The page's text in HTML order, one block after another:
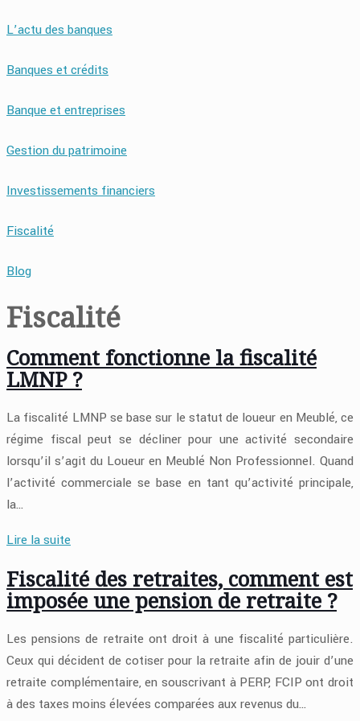
L’actu des banques
Banques et crédits
Banque et entreprises
Gestion du patrimoine
Investissements financiers
Fiscalité
Blog
Fiscalité
Comment fonctionne la fiscalité
LMNP ?
La fiscalité LMNP se base sur le statut de loueur en Meublé, ce
régime fiscal peut se décliner pour une activité secondaire
lorsqu’il s’agit du Loueur en Meublé Non Professionnel. Quand
l’activité commerciale se base en tant qu’activité principale,
la…
Lire la suite
Fiscalité des retraites, comment est
imposée une pension de retraite ?
Les pensions de retraite ont droit à une fiscalité particulière.
Ceux qui décident de cotiser pour la retraite afin de jouir d’une
retraite complémentaire, en souscrivant à PERP, FCIP ont droit
à des taxes moins élevées comparées aux revenus du…